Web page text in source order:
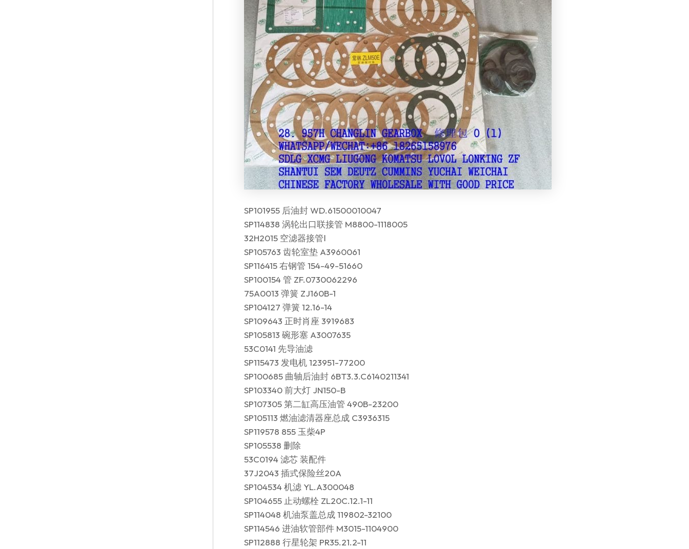
SP101955 后油封 WD.61500010047
SP114838 涡轮出口联接管 M8800-1118005
32H2015 空滤器接管Ⅰ
SP105763 齿轮室垫 A3960061
SP116415 右钢管 154-49-51660
SP100154 管 ZF.0730062296
75A0013 弹簧 ZJ160B-1
SP104127 弹簧 12.16-14
SP109643 正时肖座 3919683
SP105813 碗形塞 A3007635
53C0141 先导油滤
SP115473 发电机 123951-77200
SP100685 曲轴后油封 6BT3.3.C6140211341
SP103340 前大灯 JN150-B
SP107305 第二缸高压油管 490B-23200
SP105113 燃油滤清器座总成 C3936315
SP119578 855 玉柴4P
SP105538 删除
53C0194 滤芯 装配件
37J2043 插式保险丝20A
SP104534 机滤 YL.A300048
SP104655 止动螺栓 ZL20C.12.1-11
SP114048 机油泵盖总成 119802-32100
SP114546 进油软管部件 M3015-1104900
SP112888 行星轮架 PR35.21.2-11